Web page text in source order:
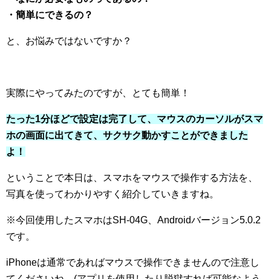
・簡単にできるの？
と、お悩みではないですか？
実際にやってみたのですが、とても簡単！
たった1分ほどで設定は完了して、マウスのカーソルがスマ
ホの画面に出てきて、サクサク動かすことができました
よ！
ということで本日は、スマホをマウスで操作する方法を、
写真を使ってわかりやすく紹介していきますね。
※今回使用したスマホはSH-04G、Androidバージョン5.0.2
です。
iPhoneは通常であればマウスで操作できませんので注意し